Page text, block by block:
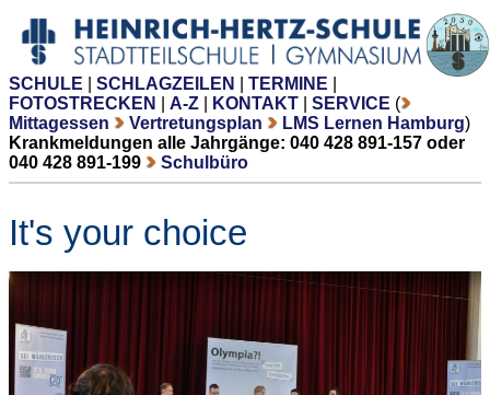
SCHULE SCHLAGZEILEN TERMINE
FOTOSTRECKEN
A-Z KONTAKT SERVICE (
Mittagessen
Vertretungsplan LMS Lernen Hamburg)
Krankmeldungen alle Jahrgänge: 040 428 891-157 oder
040 428 891-199
Schulbüro
It's your choice